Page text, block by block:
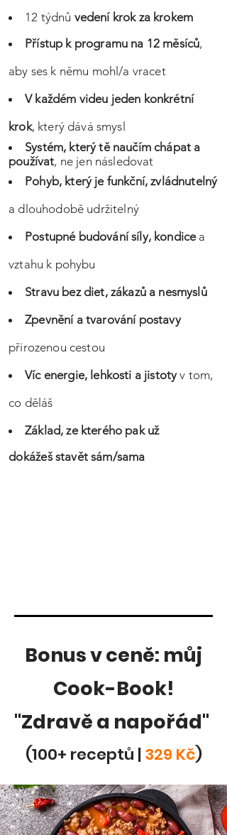
12 týdnů vedení krok za krokem
Přístup k programu na 12 měsíců,
aby ses k němu mohl/a vracet
V každém videu jeden konkrétní
krok, který dává smysl
Systém, který tě naučím chápat a
používat, ne jen následovat
Pohyb, který je funkční, zvládnutelný
a dlouhodobě udržitelný
Postupné budování síly, kondicea
vztahu k pohybu
Stravu bez diet, zákazů a nesmyslů
Zpevnění a tvarování postavy
přirozenou cestou
Víc energie, lehkosti a jistotyv tom,
co děláš
Základ, ze kterého pak už
dokážešstavět sám/sama
Bonus v ceně: můj
Cook-Book!
"Zdravě a napořád"
(100+ receptů |329 Kč)